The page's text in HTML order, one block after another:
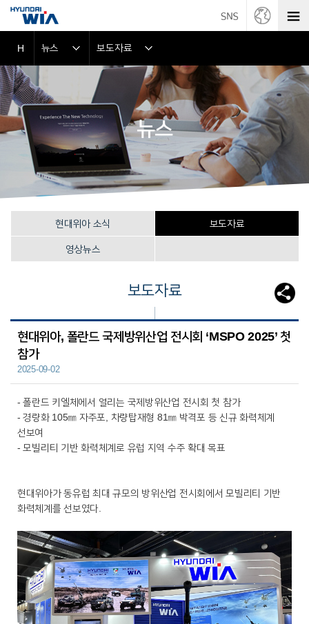
뉴스
H 뉴스 보도자료
현대위아 소식 보도자료
영상뉴스
보도자료
현대위아, 폴란드 국제방위산업 전시회 ‘MSPO 2025’ 첫
참가
2025-09-02
- 폴란드 키엘체에서 열리는 국제방위산업 전시회 첫 참가
- 경량화 105㎜ 자주포, 차량탑재형 81㎜ 박격포 등 신규 화력체계
선보여
- 모빌리티 기반 화력체계로 유럽 지역 수주 확대 목표
현대위아가 동유럽 최대 규모의 방위산업 전시회에서 모빌리티 기반
화력체계를 선보였다.